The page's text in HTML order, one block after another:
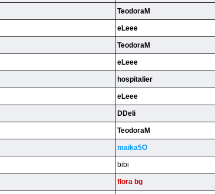
TeodoraM
eLeee
TeodoraM
eLeee
hospitalier
eLeee
DDeli
TeodoraM
maika5O
bibi
flora bg